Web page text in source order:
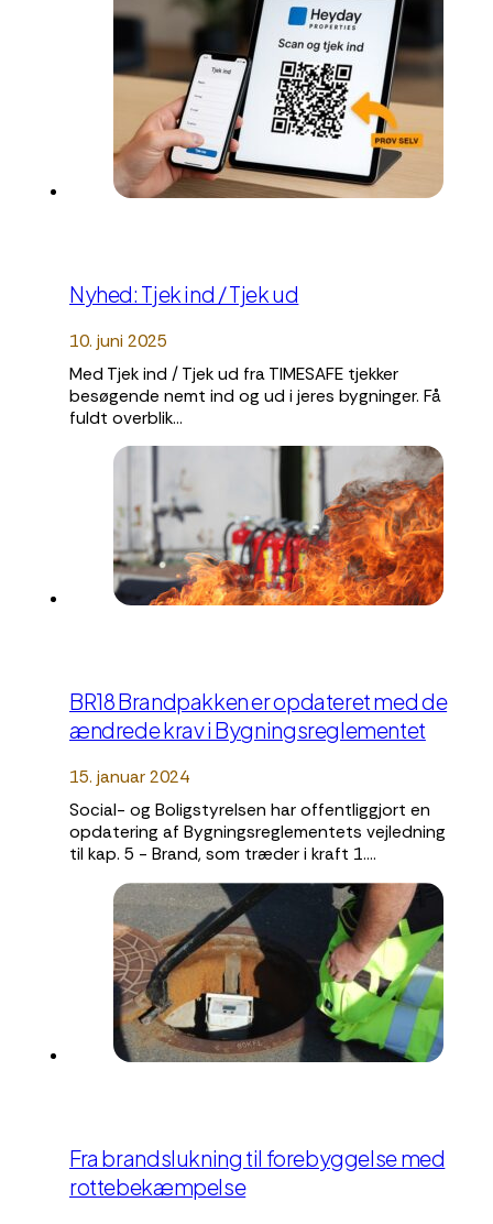
Nyhed: Tjek ind / Tjek ud
10. juni 2025
Med Tjek ind / Tjek ud fra TIMESAFE tjekker
besøgende nemt ind og ud i jeres bygninger. Få
fuldt overblik…
BR18 Brandpakken er opdateret med de
ændrede krav i Bygningsreglementet
15. januar 2024
Social- og Boligstyrelsen har offentliggjort en
opdatering af Bygningsreglementets vejledning
til kap. 5 - Brand, som træder i kraft 1.…
Fra brandslukning til forebyggelse med
rottebekæmpelse